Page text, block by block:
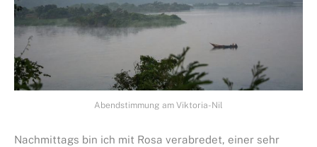
Abendstimmung am Viktoria-Nil
Nachmittags bin ich mit Rosa verabredet, einer sehr